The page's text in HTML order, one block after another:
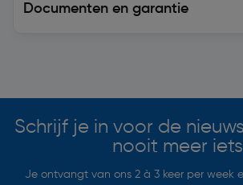
Documenten en garantie
Schrijf je in voor de
nooit meer
Je ontvangt van ons 2 à 3 keer per week